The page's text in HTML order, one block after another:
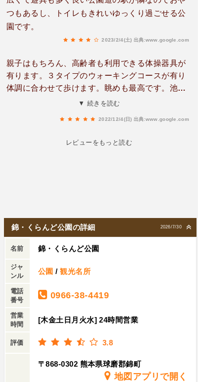
つもあるし、トイレもきれいゆっくり過ごせる公
園です。
2023/2/4(土) 出典:www.google.com
親子はもちろん、高齢者も利用できる体操器具が
有ります。３タイプのウォーキングコースが有り
体調に合わせて歩けます。眺めも最高です。池が
1つ水が無くなっていて驚きました。新しく大型
▼ 続きを読む
2022/12/4(日) 出典:www.google.com
レビューをもっと読む
2026/7/30
錦・くらんど公園の詳細
名前 錦・くらんど公園
ジャ
ンル
公園 /観光名所
電話
番号
0966-38-4419
営業
時間
[木金土日月火水] 24時間営業
評価 3.8
〒868-0302 熊本県球磨郡錦町
地図アプリで開く